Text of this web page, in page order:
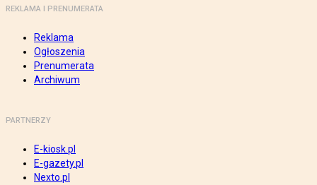
REKLAMA I PRENUMERATA
Reklama
Ogłoszenia
Prenumerata
Archiwum
PARTNERZY
E-kiosk.pl
E-gazety.pl
Nexto.pl